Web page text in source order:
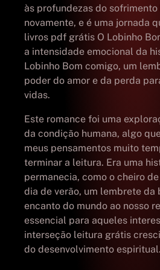
às profundezas do sofrimento
novamente, e é uma jornada
livros pdf grátis O Lobinho
a intensidade emocional da
Lobinho Bom comigo, um
poder do amor e da perda
vidas.
Este romance foi uma
da condição humana, algo
meus pensamentos muito
terminar a leitura. Era uma
permanecia, como o cheiro
dia de verão, um lembrete da
encanto do mundo ao nosso
essencial para aqueles
interseção leitura grátis
do desenvolvimento espiritual.